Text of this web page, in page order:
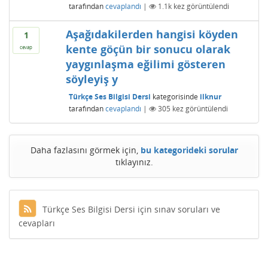
tarafından cevaplandı | 1.1kkez görüntülendi
1
cevap
Aşağıdakilerden hangisi köyden
kente göçün bir sonucu olarak
yaygınlaşma eğilimi gösteren
söyleyiş y
Türkçe Ses Bilgisi Dersi kategorisinde ilknur
tarafından cevaplandı | 305 kez görüntülendi
Daha fazlasını görmek için, bu kategorideki sorular
tıklayınız.
Türkçe Ses Bilgisi Dersi için sınav soruları ve
cevapları